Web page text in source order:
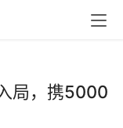
局，携5000